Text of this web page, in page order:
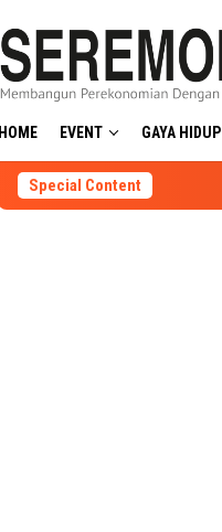
HOME EVENT GAYA HIDUP
Special Content